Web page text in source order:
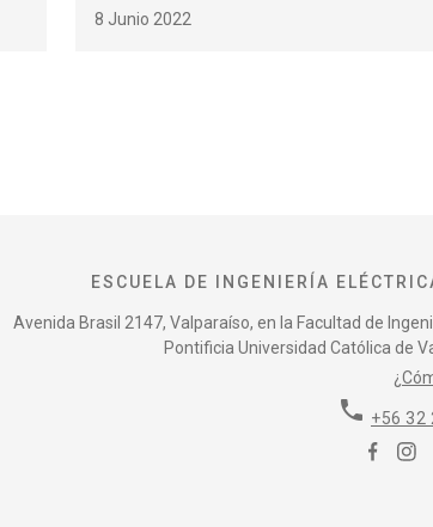
8 Junio 2022
ESCUELA DE INGENIERÍA
Avenida Brasil 2147, Valparaíso, en la Facultad de
Pontificia Universidad Católica de
phone +56 32